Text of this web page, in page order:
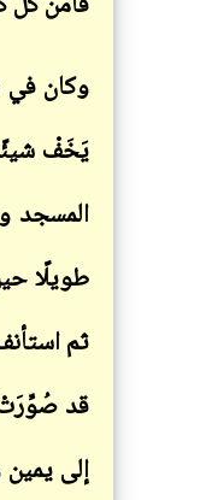
وكان في
يَخَفْ
المسجد
طويلًا
ثم
قد صُوِّرَتْ
إلى